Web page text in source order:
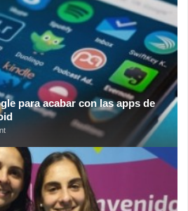
para acabar con las apps de
con las apps de mala calidad
alturas. En Google Play abundan las